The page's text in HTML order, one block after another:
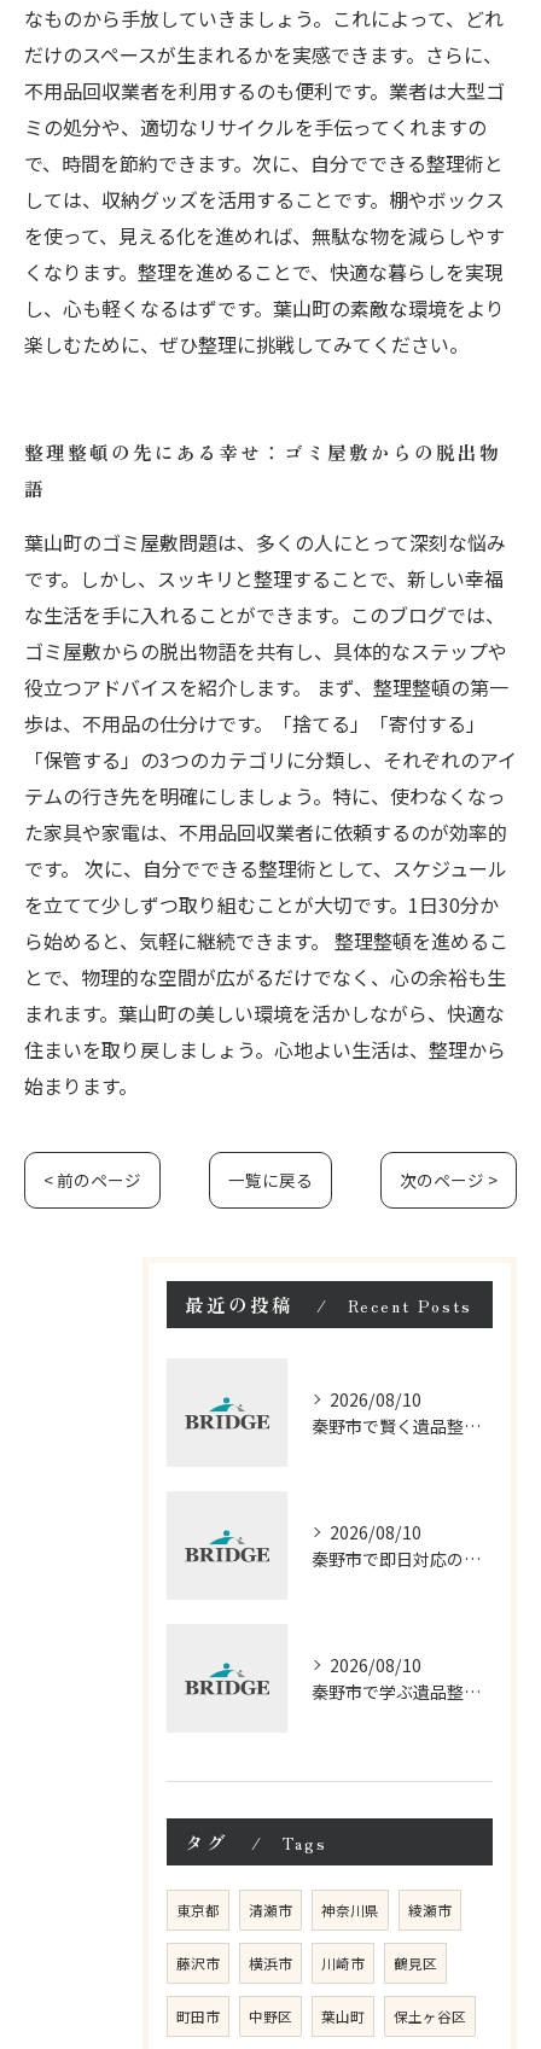
なものから手放していきましょう。これによって、どれ
だけのスペースが生まれるかを実感できます。さらに、
不用品回収業者を利用するのも便利です。業者は大型ゴ
ミの処分や、適切なリサイクルを手伝ってくれますの
で、時間を節約できます。次に、自分でできる整理術と
しては、収納グッズを活用することです。棚やボックス
を使って、見える化を進めれば、無駄な物を減らしやす
くなります。整理を進めることで、快適な暮らしを実現
し、心も軽くなるはずです。葉山町の素敵な環境をより
楽しむために、ぜひ整理に挑戦してみてください。
整理整頓の先にある幸せ：ゴミ屋敷からの脱出物
語
葉山町のゴミ屋敷問題は、多くの人にとって深刻な悩み
です。しかし、スッキリと整理することで、新しい幸福
な生活を手に入れることができます。このブログでは、
ゴミ屋敷からの脱出物語を共有し、具体的なステップや
役立つアドバイスを紹介します。 まず、整理整頓の第一
歩は、不用品の仕分けです。「捨てる」「寄付する」
「保管する」の3つのカテゴリに分類し、それぞれのアイ
テムの行き先を明確にしましょう。特に、使わなくなっ
た家具や家電は、不用品回収業者に依頼するのが効率的
です。 次に、自分でできる整理術として、スケジュール
を立てて少しずつ取り組むことが大切です。1日30分か
ら始めると、気軽に継続できます。 整理整頓を進めるこ
とで、物理的な空間が広がるだけでなく、心の余裕も生
まれます。葉山町の美しい環境を活かしながら、快適な
住まいを取り戻しましょう。心地よい生活は、整理から
始まります。
< 前のページ 一覧に戻る 次のページ >
最近の投稿 Recent Posts
2026/08/10
秦野市で賢く遺品整理見積もり比較
2026/08/10
秦野市で即日対応の遺品整理術
2026/08/10
秦野市で学ぶ遺品整理の基本方法と相談ポイント
タグ Tags
東京都 清瀬市 神奈川県 綾瀬市
藤沢市 横浜市 川崎市 鶴見区
町田市 中野区 葉山町 保土ヶ谷区